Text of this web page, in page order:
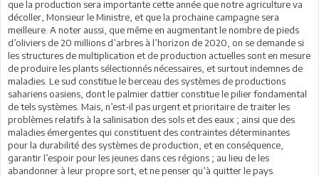
que la production sera importante cette année que notre agriculture va
décoller, Monsieur le Ministre, et que la prochaine campagne sera
meilleure. A noter aussi, que même en augmentant le nombre de pieds
d’oliviers de 20 millions d’arbres à l’horizon de 2020, on se demande si
les structures de multiplication et de production actuelles sont en mesure
de produire les plants sélectionnés nécessaires, et surtout indemnes de
maladies. Le sud constitue le berceau des systèmes de productions
sahariens oasiens, dont le palmier dattier constitue le pilier fondamental
de tels systèmes. Mais, n’est-il pas urgent et prioritaire de traiter les
problèmes relatifs à la salinisation des sols et des eaux ; ainsi que des
maladies émergentes qui constituent des contraintes déterminantes
pour la durabilité des systèmes de production, et en conséquence,
garantir l’espoir pour les jeunes dans ces régions ; au lieu de les
abandonner à leur propre sort, et ne penser qu’à quitter le pays.